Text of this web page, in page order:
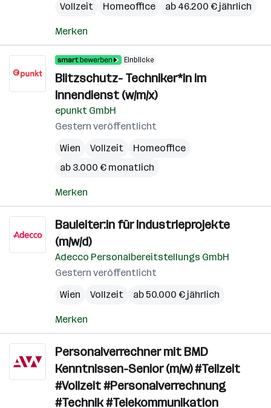
Vollzeit
Homeoffice ab 46.200 € jährlich
Merken
Einblicke
Blitzschutz- Techniker*in im
Innendienst (w/m/x)
epunkt GmbH
Gestern veröffentlicht
Wien
Vollzeit
Homeoffice
ab 3.000 € monatlich
Merken
Bauleiter:in für Industrieprojekte
(m/w/d)
Adecco Personalbereitstellungs GmbH
Gestern veröffentlicht
Wien
Vollzeit ab 50.000 € jährlich
Merken
Personalverrechner mit BMD
Kenntnissen-Senior (m/w) #Teilzeit
#Vollzeit #Personalverrechnung
#Technik #Telekommunikation